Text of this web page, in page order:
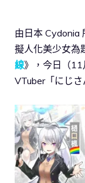
由日本 Cydonia
擬人化美少女為
線》，今日（
VTuber「にじ